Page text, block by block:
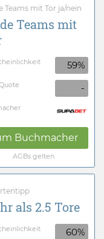
Teams mit Tor ja/nein
Teams mit
59%
-
Buchmacher
AGBs gelten
als 2.5 Tore
60%